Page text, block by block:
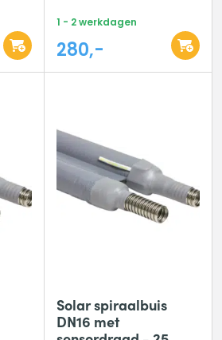
1 - 2 werkdagen
280,-
Solar spiraalbuis
DN16 met